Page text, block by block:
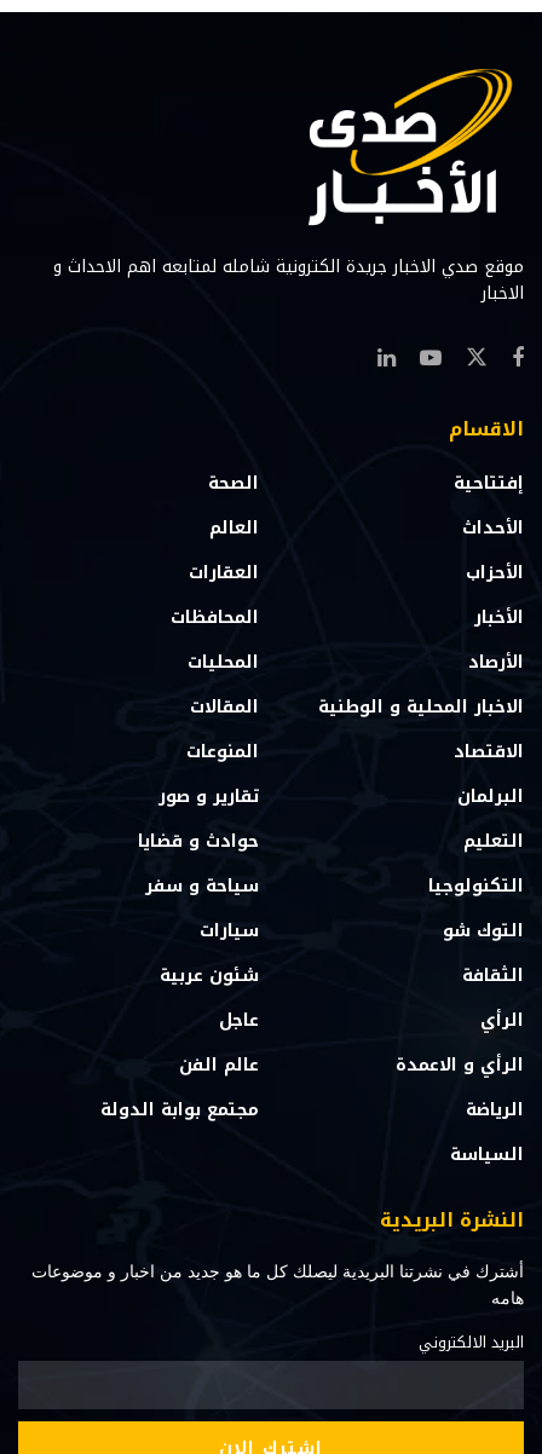
موقع صدي الاخبار جريدة الكترونية شامله لمتابعه اهم الاحداث و
الاخبار
الاقسام
إفتتاحية
الأحداث
الأحزاب
الأخبار
الأرصاد
الاخبار المحلية و الوطنية
الاقتصاد
البرلمان
التعليم
التكنولوجيا
التوك شو
الثقافة
الرأي
الرأي و الاعمدة
الرياضة
السياسة
الصحة
العالم
العقارات
المحافظات
المحليات
المقالات
المنوعات
تقارير و صور
حوادث و قضايا
سياحة و سفر
سيارات
شئون عربية
عاجل
عالم الفن
مجتمع بوابة الدولة
النشرة البريدية
أشترك في نشرتنا البريدية ليصلك كل ما هو جديد من اخبار و موضوعات
هامه
البريد الالكتروني